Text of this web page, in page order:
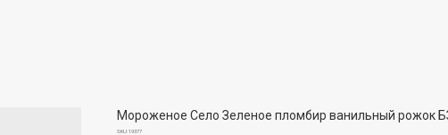
Мороженое Село Зеленое пломбир ванильный рожок
SKU:19377